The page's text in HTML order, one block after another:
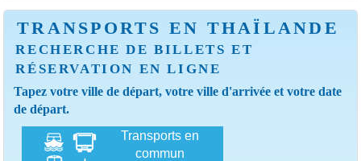
TRANSPORTS EN THAÏLANDE
RECHERCHE DE BILLETS ET
RÉSERVATION EN LIGNE
Tapez votre ville de départ, votre ville d'arrivée et votre date
de départ.
Transports en
commun